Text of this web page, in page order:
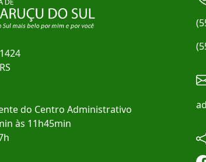
do Centro Administrativo
às 11h45min